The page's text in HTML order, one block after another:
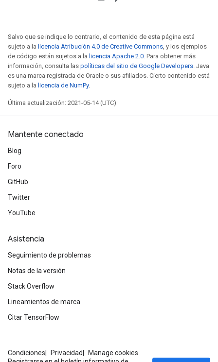
Salvo que se indique lo contrario, el contenido de esta página está
sujeto a la licencia Atribución 4.0 de Creative Commons, y los ejemplos
de código están sujetos a la licencia Apache 2.0. Para obtener más
información, consulta las políticas del sitio de Google Developers. Java
es una marca registrada de Oracle o sus afiliados. Cierto contenido está
sujeto a la licencia de NumPy.
Última actualización: 2021-05-14 (UTC)
Mantente conectado
Blog
Foro
GitHub
Twitter
YouTube
Asistencia
Seguimiento de problemas
Notas de la versión
Stack Overflow
Lineamientos de marca
Citar TensorFlow
Condiciones Privacidad
Manage cookies